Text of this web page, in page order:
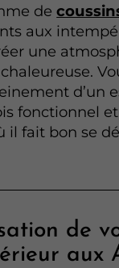
de
aux
une
d’un
fonctionnel
il fait bon se
de
aux